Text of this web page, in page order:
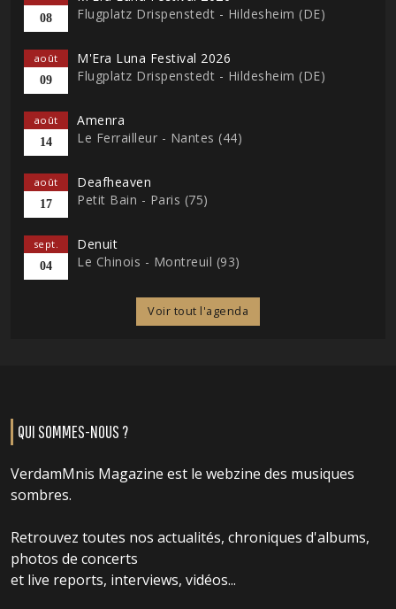
08
Flugplatz Drispenstedt - Hildesheim (DE)
août
09
M'Era Luna Festival 2026
Flugplatz Drispenstedt - Hildesheim (DE)
août
14
Amenra
Le Ferrailleur - Nantes (44)
août
17
Deafheaven
Petit Bain - Paris (75)
sept.
04
Denuit
Le Chinois - Montreuil (93)
Voir tout l'agenda
QUI SOMMES-NOUS ?
VerdamMnis Magazine est le webzine des musiques
sombres.
Retrouvez toutes nos actualités, chroniques d'albums,
photos de concerts
et live reports, interviews, vidéos...